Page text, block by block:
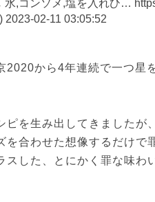
水,コンソメ,塩を入れひ…
2023-02-11 03:05:52
から4年連続で一つ星
ピを生み出してきましたが
を合わせた想像するだけで
スした、とにかく罪な味わ